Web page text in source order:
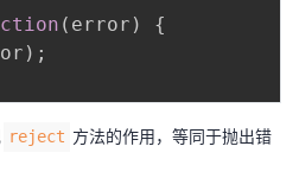
( error )
{
) ;
reject 方法的作用，等同于抛出错